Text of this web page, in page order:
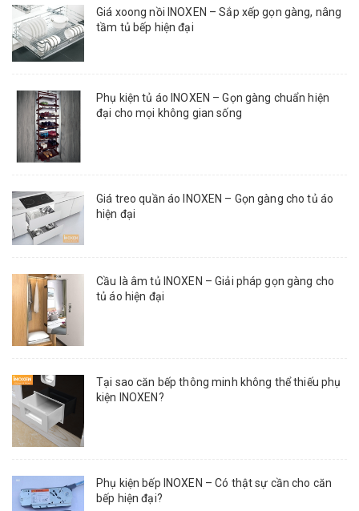
Giá xoong nồi INOXEN – Sắp xếp gọn gàng, nâng
tầm tủ bếp hiện đại
Phụ kiện tủ áo INOXEN – Gọn gàng chuẩn hiện
đại cho mọi không gian sống
Giá treo quần áo INOXEN – Gọn gàng cho tủ áo
hiện đại
Cầu là âm tủ INOXEN – Giải pháp gọn gàng cho
tủ áo hiện đại
Tại sao căn bếp thông minh không thể thiếu phụ
kiện INOXEN?
Phụ kiện bếp INOXEN – Có thật sự cần cho căn
bếp hiện đại?